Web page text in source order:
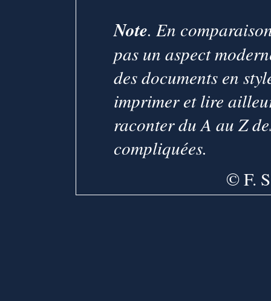
Note. En
pas un aspect
des documents en
imprimer et lire
raconter du A au Z
compliquées.
© F.